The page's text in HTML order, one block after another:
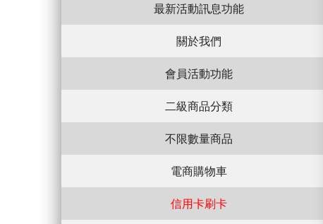
最新活動訊息功能
關於我們
會員活動功能
二級商品分類
不限數量商品
電商購物車
信用卡刷卡